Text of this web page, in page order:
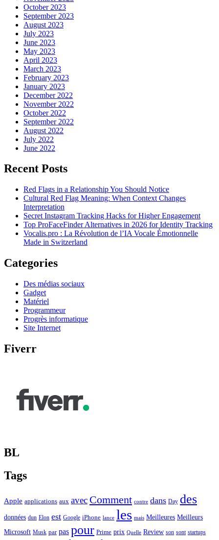
October 2023
September 2023
August 2023
July 2023
June 2023
May 2023
April 2023
March 2023
February 2023
January 2023
December 2022
November 2022
October 2022
September 2022
August 2022
July 2022
June 2022
Recent Posts
Red Flags in a Relationship You Should Notice
Cultural Red Flag Meaning: When Context Changes
Interpretation
Secret Instagram Tracking Hacks for Higher Engagement
Top ProFaceFinder Alternatives in 2026 for Identity Tracking
Vocalis.pro : La Révolution de l’IA Vocale Émotionnelle
Made in Switzerland
Categories
Des médias sociaux
Gadget
Matériel
Programmeur
Progrès informatique
Site Internet
Fiverr
BL
Tags
Apple applications aux avec Comment contre dans Day des
données dun Elon est Google iPhone lance les mais Meilleures Meilleurs
Microsoft Musk par pas pour Prime prix Quelle Review son sont startups